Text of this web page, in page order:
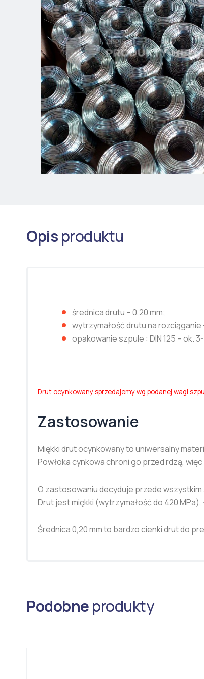
Opisproduktu
średnica drutu – 0,20 mm;
wytrzymałość drutu na rozciąganie
opakowanie szpule : DIN 125 – ok.
Drut ocynkowany sprzedajemy wg podanej wagi
Zastosowanie
Miękki drut ocynkowany to uniwersalny
Powłoka cynkowa chroni go przed rdzą,
O zastosowaniu decyduje przede
Drut jest miękki (wytrzymałość do 420
Średnica 0,20 mm to bardzo cienki drut do
Podobneprodukty